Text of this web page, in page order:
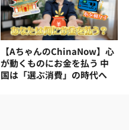
【AちゃんのChinaNow】心
が動くものにお金を払う 中
国は「選ぶ消費」の時代へ